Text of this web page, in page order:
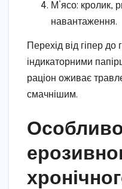
М’ясо: кролик,
навантаження.
Перехід від гіпер до
індикаторними
раціон оживає
смачнішим.